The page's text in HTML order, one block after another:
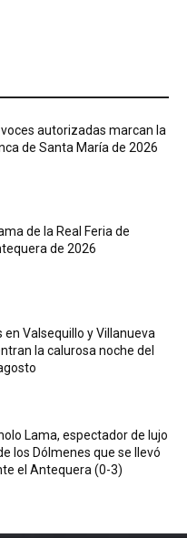
voces autorizadas marcan la
de Santa María de 2026
de la Real Feria de
de 2026
en Valsequillo y Villanueva
la calurosa noche del
Lama, espectador de lujo
los Dólmenes que se llevó
el Antequera (0-3)